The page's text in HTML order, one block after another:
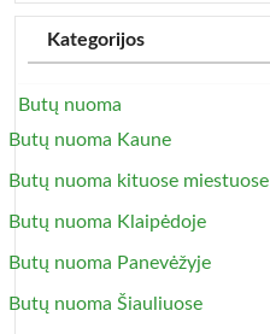
Kategorijos
Butų nuoma
Butų nuoma Kaune
Butų nuoma kituose miestuose
Butų nuoma Klaipėdoje
Butų nuoma Panevėžyje
Butų nuoma Šiauliuose